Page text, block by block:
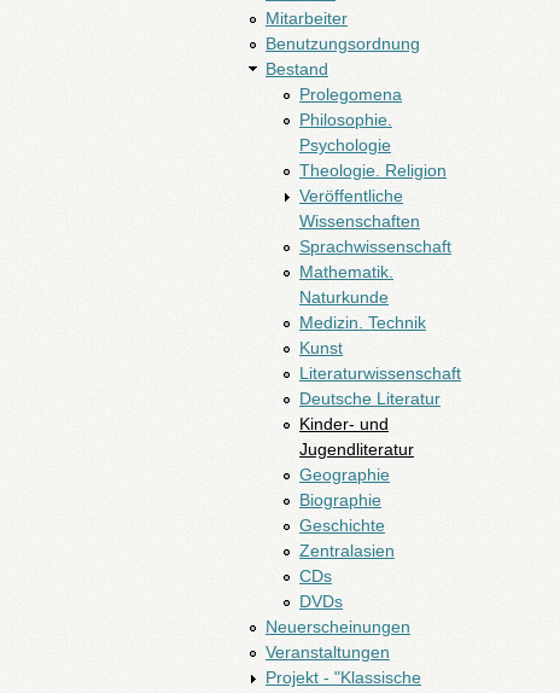
Mitarbeiter
Benutzungsordnung
Bestand
Prolegomena
Philosophie.
Psychologie
Theologie. Religion
Veröffentliche
Wissenschaften
Sprachwissenschaft
Mathematik.
Naturkunde
Medizin. Technik
Kunst
Literaturwissenschaft
Deutsche Literatur
Kinder- und
Jugendliteratur
Geographie
Biographie
Geschichte
Zentralasien
CDs
DVDs
Neuerscheinungen
Veranstaltungen
Projekt - "Klassische